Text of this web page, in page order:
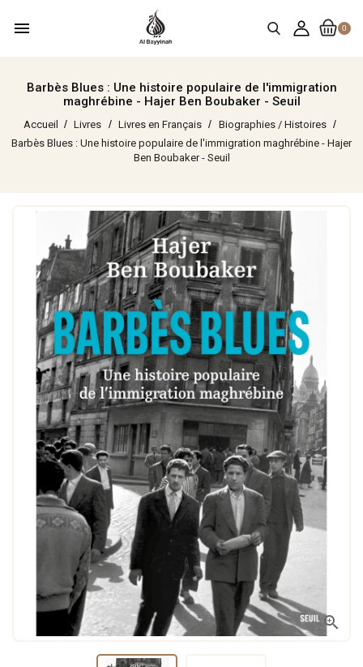
0
menu
Barbès Blues : Une histoire populaire de l'immigration
maghrébine - Hajer Ben Boubaker - Seuil
Accueil Livres Livres en Français
Biographies / Histoires
Barbès Blues : Une histoire populaire de l'immigration maghrébine - Hajer
Ben Boubaker - Seuil
